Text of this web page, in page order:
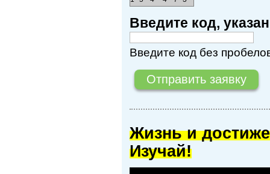
Введите код,
Введите код без
Жизнь и
Изучай!